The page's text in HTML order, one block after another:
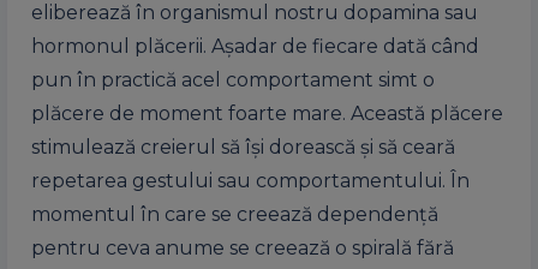
eliberează în organismul nostru dopamina sau
hormonul plăcerii. Aşadar de fiecare dată când
pun în practică acel comportament simt o
plăcere de moment foarte mare. Această plăcere
stimulează creierul să îşi dorească şi să ceară
repetarea gestului sau comportamentului. În
momentul în care se creează dependență
pentru ceva anume se creează o spirală fără